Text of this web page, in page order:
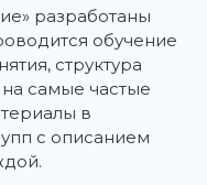
разработаны
обучение
структура
самые частые
в
с описанием